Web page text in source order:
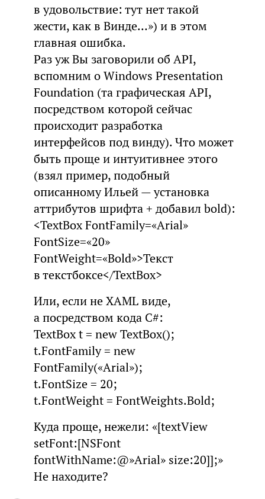
в удовольствие: тут нет такой
жести, как в Винде…») и в этом
главная ошибка.
Раз уж Вы заговорили об API,
вспомним о Windows Presentation
Foundation (та графическая API,
посредством которой сейчас
происходит разработка
интерфейсов под винду). Что может
быть проще и интуитивнее этого
(взял пример, подобный
описанному Ильей — установка
аттрибутов шрифта + добавил bold):
<TextBox FontFamily=«Arial»
FontSize=«20»
FontWeight=«Bold»>Текст
в текстбоксе</TextBox>
Или, если не XAML виде,
а посредством кода C#:
TextBox t = new TextBox();
t.FontFamily = new
FontFamily(«Arial»);
t.FontSize = 20;
t.FontWeight = FontWeights.Bold;
Куда проще, нежели: «[textView
setFont:[NSFont
fontWithName:@»Arial» size:20]];»
Не находите?